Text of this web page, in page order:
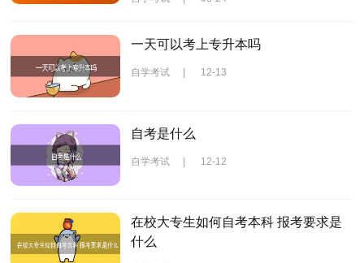
一天可以考上专升本吗
自学考试 | 12-13
自考是什么
自学考试 | 12-12
在校大专生如何自考本科 报考要求是
什么